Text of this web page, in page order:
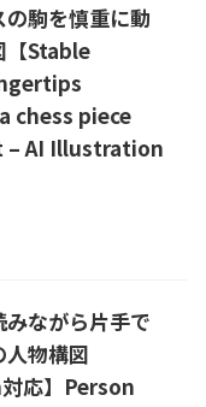
の駒を慎重に動
【Stable
chess piece
– AI Illustration
みながら片手で
物構図
応】Person